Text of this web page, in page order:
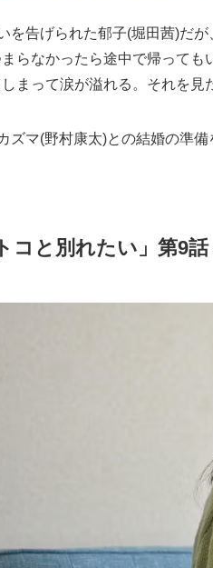
を告げられた郁子(堀田茜)だ
らなかったら途中で帰って
まって涙が溢れる。それを
ズマ(野村康太)との結婚の準
コと別れたい」第9